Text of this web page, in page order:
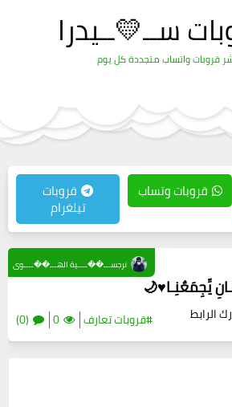
ســ💛ــيدرا
قروبات واتساب متجددة كل يوم
قروبات وتساب قروبات
تيلغرام
يِّجِمَعٌنِـا♥️🌙
الرابط #قروبات تعارف 0
(0)
نرجســـ��ــــية الهـــ��ــــوى